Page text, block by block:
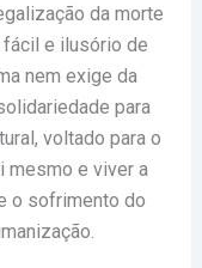
da morte
fácil e ilusório de
nem exige da
para
voltado para o
mesmo e viver a
o sofrimento do